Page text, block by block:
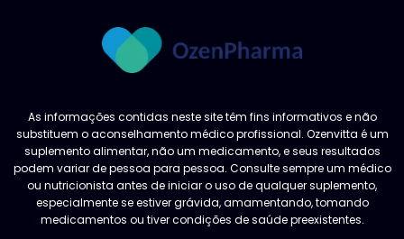
As informações contidas neste site têm fins informativos e não
substituem o aconselhamento médico profissional. Ozenvitta é um
suplemento alimentar, não um medicamento, e seus resultados
podem variar de pessoa para pessoa. Consulte sempre um médico
ou nutricionista antes de iniciar o uso de qualquer suplemento,
especialmente se estiver grávida, amamentando, tomando
medicamentos ou tiver condições de saúde preexistentes.